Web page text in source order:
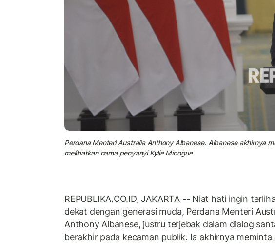
Perdana Menteri Australia Anthony Albanese. Albanese akhirnya
melibatkan nama penyanyi Kylie Minogue.
REPUBLIKA.CO.ID, JAKARTA -- Niat hati ingin
dekat dengan generasi muda, Perdana Menteri
Anthony Albanese, justru terjebak dalam dialog
berakhir pada kecaman publik. Ia akhirnya meminta